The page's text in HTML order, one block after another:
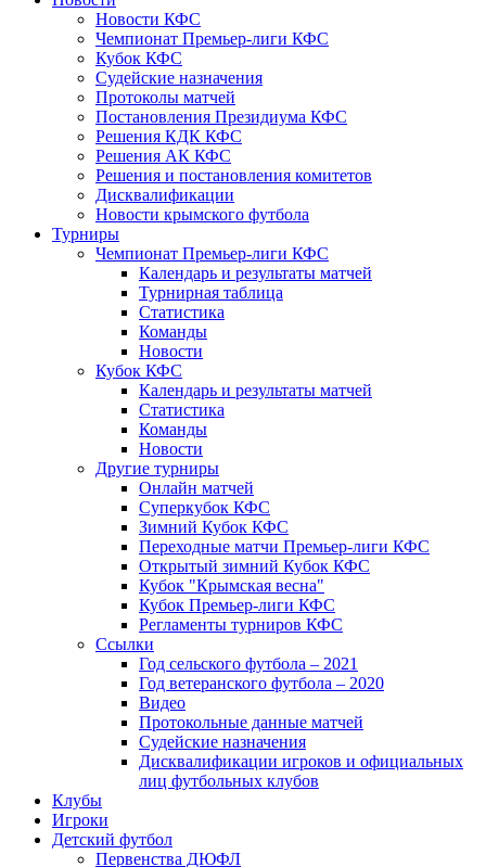
Новости КФС
Чемпионат Премьер-лиги КФС
Кубок КФС
Судейские назначения
Протоколы матчей
Постановления Президиума КФС
Решения КДК КФС
Решения АК КФС
Решения и постановления комитетов
Дисквалификации
Новости крымского футбола
Турниры
Чемпионат Премьер-лиги КФС
Календарь и результаты матчей
Турнирная таблица
Статистика
Команды
Новости
Кубок КФС
Календарь и результаты матчей
Статистика
Команды
Новости
Другие турниры
Онлайн матчей
Суперкубок КФС
Зимний Кубок КФС
Переходные матчи Премьер-лиги КФС
Открытый зимний Кубок КФС
Кубок "Крымская весна"
Кубок Премьер-лиги КФС
Регламенты турниров КФС
Ссылки
Год сельского футбола – 2021
Год ветеранского футбола – 2020
Видео
Протокольные данные матчей
Судейские назначения
Дисквалификации игроков и официальных
лиц футбольных клубов
Клубы
Игроки
Детский футбол
Первенства ДЮФЛ